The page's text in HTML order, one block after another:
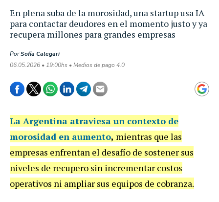
En plena suba de la morosidad, una startup usa IA
para contactar deudores en el momento justo y ya
recupera millones para grandes empresas
PorSofia Calegari
06.05.2026 • 19:00hs • Medios de pago 4.0
La Argentina atraviesa un contexto de
morosidad en aumento, mientras que las
empresas enfrentan el desafío de sostener sus
niveles de recupero sin incrementar costos
operativos ni ampliar sus equipos de cobranza.